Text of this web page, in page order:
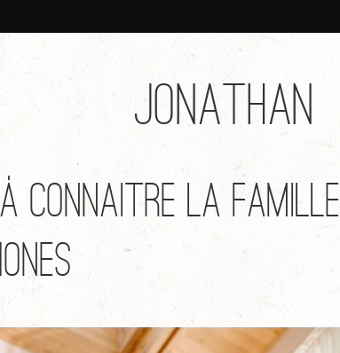
jonathan
connaître la famille